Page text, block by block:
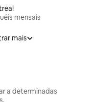
mensais
mais
a determinadas